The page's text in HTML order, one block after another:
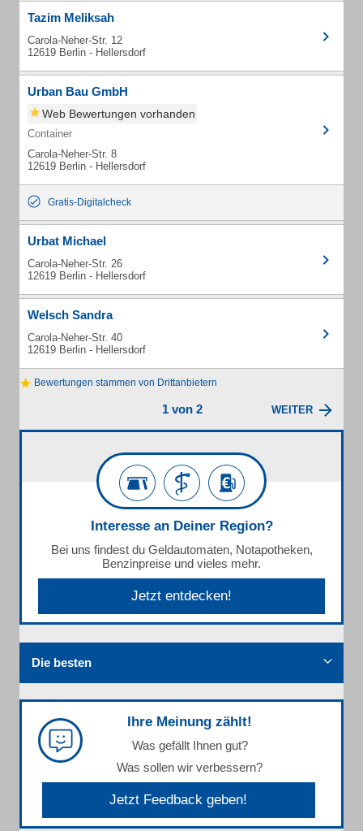
Tazim Meliksah
Carola-Neher-Str. 12
12619 Berlin - Hellersdorf
Urban Bau GmbH
Web Bewertungen vorhanden
Container
Carola-Neher-Str. 8
12619 Berlin - Hellersdorf
Gratis-Digitalcheck
Urbat Michael
Carola-Neher-Str. 26
12619 Berlin - Hellersdorf
Welsch Sandra
Carola-Neher-Str. 40
12619 Berlin - Hellersdorf
Bewertungen stammen von Drittanbietern
1 von 2 WEITER
Interesse an Deiner Region?
Bei uns findest du Geldautomaten, Notapotheken,
Benzinpreise und vieles mehr.
Jetzt entdecken!
Die besten
Ihre Meinung zählt!
Was gefällt Ihnen gut?
Was sollen wir verbessern?
Jetzt Feedback geben!